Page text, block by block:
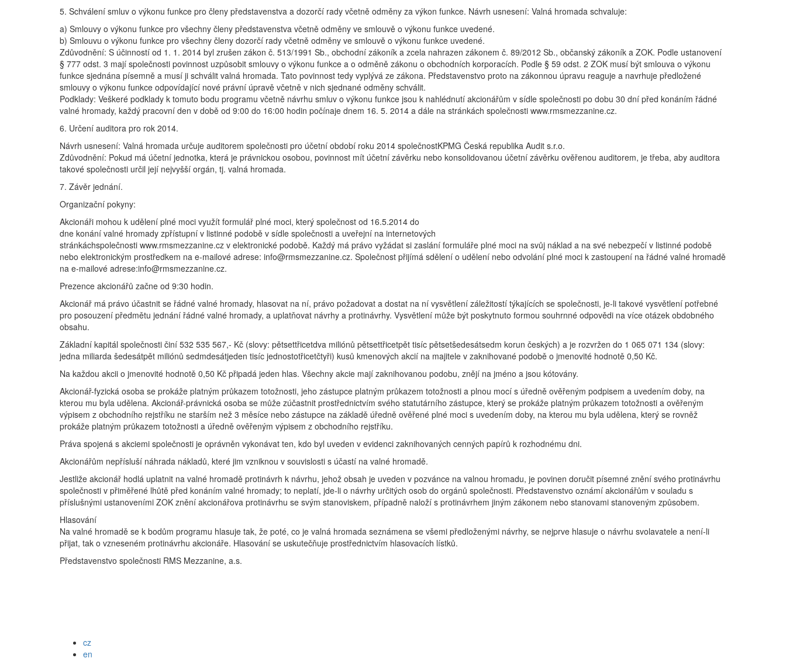
5. Schválení smluv o výkonu funkce pro členy představenstva a dozorčí rady včetně odměny za výkon funkce. Návrh usnesení: Valná hromada schvaluje:
a) Smlouvy o výkonu funkce pro všechny členy představenstva včetně odměny ve smlouvě o výkonu funkce uvedené.
b) Smlouvu o výkonu funkce pro všechny členy dozorčí rady včetně odměny ve smlouvě o výkonu funkce uvedené.
Zdůvodnění: S účinností od 1. 1. 2014 byl zrušen zákon č. 513/1991 Sb., obchodní zákoník a zcela nahrazen zákonem č. 89/2012 Sb., občanský zákoník a ZOK. Podle ustanovení
§ 777 odst. 3 mají společnosti povinnost uzpůsobit smlouvy o výkonu funkce a o odměně zákonu o obchodních korporacích. Podle § 59 odst. 2 ZOK musí být smlouva o výkonu
funkce sjednána písemně a musí ji schválit valná hromada. Tato povinnost tedy vyplývá ze zákona. Představenstvo proto na zákonnou úpravu reaguje a navrhuje předložené
smlouvy o výkonu funkce odpovídající nové právní úpravě včetně v nich sjednané odměny schválit.
Podklady: Veškeré podklady k tomuto bodu programu včetně návrhu smluv o výkonu funkce jsou k nahlédnutí akcionářům v sídle společnosti po dobu 30 dní před konáním řádné
valné hromady, každý pracovní den v době od 9:00 do 16:00 hodin počínaje dnem 16. 5. 2014 a dále na stránkách společnosti www.rmsmezzanine.cz.
6. Určení auditora pro rok 2014.
Návrh usnesení: Valná hromada určuje auditorem společnosti pro účetní období roku 2014 společnostKPMG Česká republika Audit s.r.o.
Zdůvodnění: Pokud má účetní jednotka, která je právnickou osobou, povinnost mít účetní závěrku nebo konsolidovanou účetní závěrku ověřenou auditorem, je třeba, aby auditora
takové společnosti určil její nejvyšší orgán, tj. valná hromada.
7. Závěr jednání.
Organizační pokyny:
Akcionáři mohou k udělení plné moci využít formulář plné moci, který společnost od 16.5.2014 do
dne konání valné hromady zpřístupní v listinné podobě v sídle společnosti a uveřejní na internetových
stránkáchspolečnosti www.rmsmezzanine.cz v elektronické podobě. Každý má právo vyžádat si zaslání formuláře plné moci na svůj náklad a na své nebezpečí v listinné podobě
nebo elektronickým prostředkem na e-mailové adrese: info@rmsmezzanine.cz. Společnost přijímá sdělení o udělení nebo odvolání plné moci k zastoupení na řádné valné hromadě
na e-mailové adrese:info@rmsmezzanine.cz.
Prezence akcionářů začne od 9:30 hodin.
Akcionář má právo účastnit se řádné valné hromady, hlasovat na ní, právo požadovat a dostat na ní vysvětlení záležitostí týkajících se společnosti, je-li takové vysvětlení potřebné
pro posouzení předmětu jednání řádné valné hromady, a uplatňovat návrhy a protinávrhy. Vysvětlení může být poskytnuto formou souhrnné odpovědi na více otázek obdobného
obsahu.
Základní kapitál společnosti činí 532 535 567,- Kč (slovy: pětsettřicetdva miliónů pětsettřicetpět tisíc pětsetšedesátsedm korun českých) a je rozvržen do 1 065 071 134 (slovy:
jedna miliarda šedesátpět miliónů sedmdesátjeden tisíc jednostotřicetčtyři) kusů kmenových akcií na majitele v zaknihované podobě o jmenovité hodnotě 0,50 Kč.
Na každou akcii o jmenovité hodnotě 0,50 Kč připadá jeden hlas. Všechny akcie mají zaknihovanou podobu, znějí na jméno a jsou kótovány.
Akcionář-fyzická osoba se prokáže platným průkazem totožnosti, jeho zástupce platným průkazem totožnosti a plnou mocí s úředně ověřeným podpisem a uvedením doby, na
kterou mu byla udělena. Akcionář-právnická osoba se může zúčastnit prostřednictvím svého statutárního zástupce, který se prokáže platným průkazem totožnosti a ověřeným
výpisem z obchodního rejstříku ne starším než 3 měsíce nebo zástupce na základě úředně ověřené plné moci s uvedením doby, na kterou mu byla udělena, který se rovněž
prokáže platným průkazem totožnosti a úředně ověřeným výpisem z obchodního rejstříku.
Práva spojená s akciemi společnosti je oprávněn vykonávat ten, kdo byl uveden v evidenci zaknihovaných cenných papírů k rozhodnému dni.
Akcionářům nepřísluší náhrada nákladů, které jim vzniknou v souvislosti s účastí na valné hromadě.
Jestliže akcionář hodlá uplatnit na valné hromadě protinávrh k návrhu, jehož obsah je uveden v pozvánce na valnou hromadu, je povinen doručit písemné znění svého protinávrhu
společnosti v přiměřené lhůtě před konáním valné hromady; to neplatí, jde-li o návrhy určitých osob do orgánů společnosti. Představenstvo oznámí akcionářům v souladu s
příslušnými ustanoveními ZOK znění akcionářova protinávrhu se svým stanoviskem, případně naloží s protinávrhem jiným zákonem nebo stanovami stanoveným způsobem.
Hlasování
Na valné hromadě se k bodům programu hlasuje tak, že poté, co je valná hromada seznámena se všemi předloženými návrhy, se nejprve hlasuje o návrhu svolavatele a není-li
přijat, tak o vzneseném protinávrhu akcionáře. Hlasování se uskutečňuje prostřednictvím hlasovacích lístků.
Představenstvo společnosti RMS Mezzanine, a.s.
cz
en